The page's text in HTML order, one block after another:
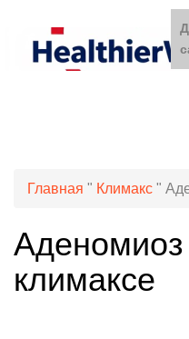
Главная " Климакс "
Аденомиоз
климаксе